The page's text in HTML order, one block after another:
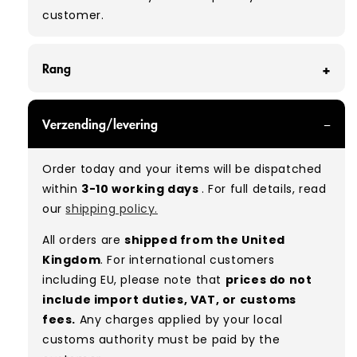
customer.
Rang
can expect items that are in great condition
with minimal signs of wear. While they are
used, they remain free of significant defects
and are in excellent shape overall.
Please note:As these are vintage/used
garments, a small percentage (5–10%) may
have minor flaws such as small tears, holes, or
stains. While we carefully inspect all items, a
degree of human error is possible. Condition
Verzending/levering
Order today and your items will be dispatched
within 3-10 working days. For full details, read
ourshipping policy.
All orders are shipped from the United
Kingdom. For international customers
including EU, please note that prices do not
include import duties, VAT, or customs
fees. Any charges applied by your local
customs authority must be paid by the